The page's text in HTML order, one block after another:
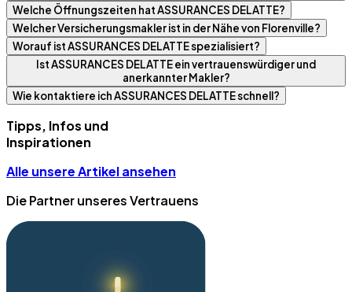
Welche Öffnungszeiten hat ASSURANCES DELATTE?
Welcher Versicherungsmakler ist in der Nähe von Florenville?
Worauf ist ASSURANCES DELATTE spezialisiert?
Ist ASSURANCES DELATTE ein vertrauenswürdiger und
anerkannter Makler?
Wie kontaktiere ich ASSURANCES DELATTE schnell?
Tipps, Infos und
Inspirationen
Alle unsere Artikel ansehen
Die Partner unseres Vertrauens